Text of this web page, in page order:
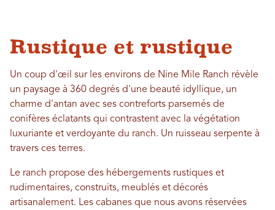
Rustique et rustique
Un coup d'œil sur les environs de Nine Mile Ranch révèle
un paysage à 360 degrés d'une beauté idyllique, un
charme d'antan avec ses contreforts parsemés de
conifères éclatants qui contrastent avec la végétation
luxuriante et verdoyante du ranch. Un ruisseau serpente à
travers ces terres.
Le ranch propose des hébergements rustiques et
rudimentaires, construits, meublés et décorés
artisanalement. Les cabanes que nous avons réservées